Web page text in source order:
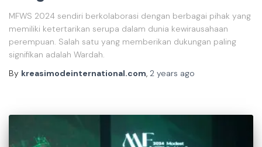
MFWS 2024 sendiri berkolaborasi dengan berbagai pihak yang
memiliki ketertarikan serupa dalam dunia kewirausahaan
perempuan. Salah satu yang memberikan dukungan paling
signifikan adalah Wardah.
By kreasimodeinternational.com 2 years ago